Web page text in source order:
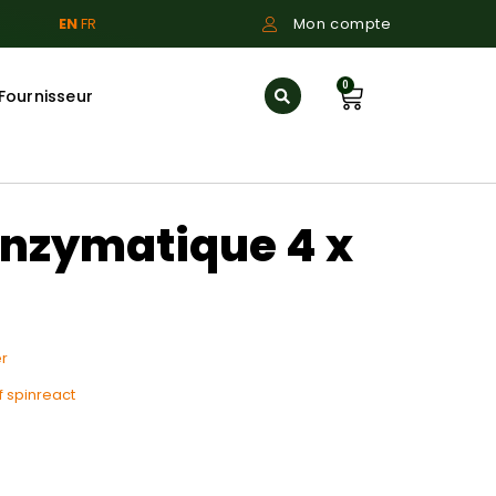
ENFR Mon compte
0
4 x
spinreact